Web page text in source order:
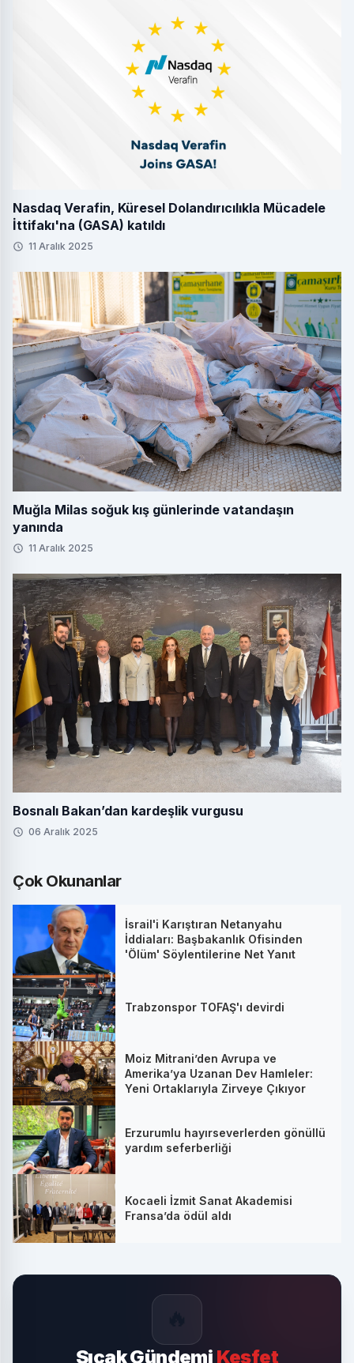
Nasdaq Verafin, Küresel Dolandırıcılıkla Mücadele
İttifakı'na (GASA) katıldı
11 Aralık 2025
Muğla Milas soğuk kış günlerinde vatandaşın
yanında
11 Aralık 2025
Bosnalı Bakan’dan kardeşlik vurgusu
06 Aralık 2025
Çok Okunanlar
İsrail'i Karıştıran Netanyahu
İddiaları: Başbakanlık Ofisinden
'Ölüm' Söylentilerine Net Yanıt
Trabzonspor TOFAŞ'ı devirdi
Moiz Mitrani’den Avrupa ve
Amerika’ya Uzanan Dev Hamleler:
Yeni Ortaklarıyla Zirveye Çıkıyor
Erzurumlu hayırseverlerden gönüllü
yardım seferberliği
Kocaeli İzmit Sanat Akademisi
Fransa’da ödül aldı
Sıcak Gündemi Keşfet